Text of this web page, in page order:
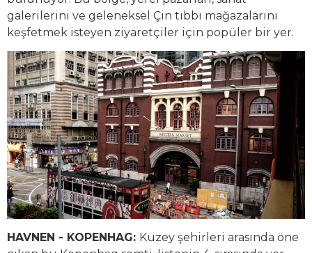
galerilerini ve geleneksel Çin tıbbı mağazalarını
keşfetmek isteyen ziyaretçiler için popüler bir yer.
HAVNEN - KOPENHAG: Kuzey şehirleri arasında öne